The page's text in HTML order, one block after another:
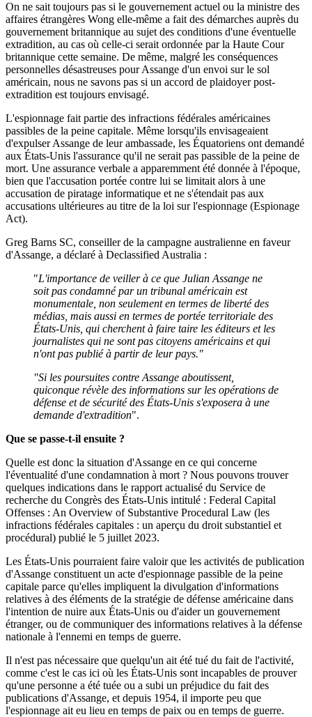
On ne sait toujours pas si le gouvernement actuel ou la ministre des
affaires étrangères Wong elle-même a fait des démarches auprès du
gouvernement britannique au sujet des conditions d'une éventuelle
extradition, au cas où celle-ci serait ordonnée par la Haute Cour
britannique cette semaine. De même, malgré les conséquences
personnelles désastreuses pour Assange d'un envoi sur le sol
américain, nous ne savons pas si un accord de plaidoyer post-
extradition est toujours envisagé.
L'espionnage fait partie des infractions fédérales américaines
passibles de la peine capitale. Même lorsqu'ils envisageaient
d'expulser Assange de leur ambassade, les Équatoriens ont demandé
aux États-Unis l'assurance qu'il ne serait pas passible de la peine de
mort. Une assurance verbale a apparemment été donnée à l'époque,
bien que l'accusation portée contre lui se limitait alors à une
accusation de piratage informatique et ne s'étendait pas aux
accusations ultérieures au titre de la loi sur l'espionnage (Espionage
Act).
Greg Barns SC, conseiller de la campagne australienne en faveur
d'Assange, a déclaré à Declassified Australia :
"L'importance de veiller à ce que Julian Assange ne
soit pas condamné par un tribunal américain est
monumentale, non seulement en termes de liberté des
médias, mais aussi en termes de portée territoriale des
États-Unis, qui cherchent à faire taire les éditeurs et les
journalistes qui ne sont pas citoyens américains et qui
n'ont pas publié à partir de leur pays."
"Si les poursuites contre Assange aboutissent,
quiconque révèle des informations sur les opérations de
défense et de sécurité des États-Unis s'exposera à une
demande d'extradition".
Que se passe-t-il ensuite ?
Quelle est donc la situation d'Assange en ce qui concerne
l'éventualité d'une condamnation à mort ? Nous pouvons trouver
quelques indications dans le rapport actualisé du Service de
recherche du Congrès des États-Unis intitulé : Federal Capital
Offenses : An Overview of Substantive Procedural Law (les
infractions fédérales capitales : un aperçu du droit substantiel et
procédural) publié le 5 juillet 2023.
Les États-Unis pourraient faire valoir que les activités de publication
d'Assange constituent un acte d'espionnage passible de la peine
capitale parce qu'elles impliquent la divulgation d'informations
relatives à des éléments de la stratégie de défense américaine dans
l'intention de nuire aux États-Unis ou d'aider un gouvernement
étranger, ou de communiquer des informations relatives à la défense
nationale à l'ennemi en temps de guerre.
Il n'est pas nécessaire que quelqu'un ait été tué du fait de l'activité,
comme c'est le cas ici où les États-Unis sont incapables de prouver
qu'une personne a été tuée ou a subi un préjudice du fait des
publications d'Assange, et depuis 1954, il importe peu que
l'espionnage ait eu lieu en temps de paix ou en temps de guerre.